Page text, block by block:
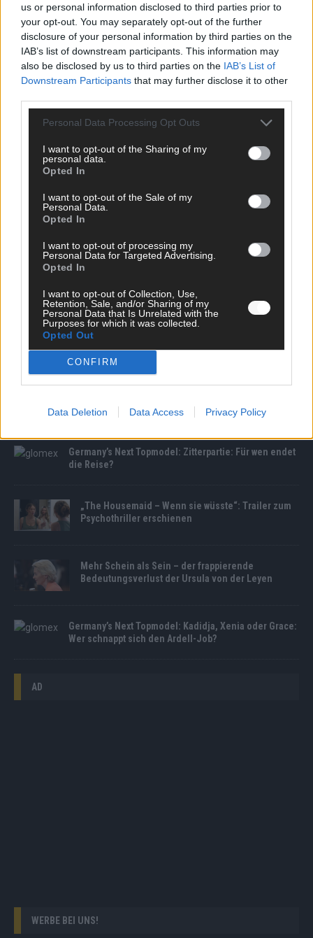
us or personal information disclosed to third parties prior to
your opt-out. You may separately opt-out of the further
disclosure of your personal information by third parties on the
IAB’s list of downstream participants. This information may
also be disclosed by us to third parties on the IAB’s List of
Downstream Participants that may further disclose it to other
Personal Data Processing Opt Outs
I want to opt-out of the Sharing of my
personal data.
Opted In
I want to opt-out of the Sale of my
Personal Data.
Opted In
I want to opt-out of processing my
Personal Data for Targeted Advertising.
Opted In
I want to opt-out of Collection, Use,
Retention, Sale, and/or Sharing of my
Personal Data that Is Unrelated with the
Purposes for which it was collected.
Opted Out
CONFIRM
Data Deletion Data Access Privacy Policy
AD
FOLGE UNS BEI FACEBOOK
MEDIATHEK
– kann sie die Coaches überzeugen?
Germany’s Next Topmodel: Zitterpartie: Für wen endet
die Reise?
„The Housemaid – Wenn sie wüsste“: Trailer zum
Psychothriller erschienen
Mehr Schein als Sein – der frappierende
Bedeutungsverlust der Ursula von der Leyen
Germany’s Next Topmodel: Kadidja, Xenia oder Grace:
Wer schnappt sich den Ardell-Job?
AD
WERBE BEI UNS!